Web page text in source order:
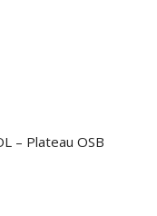
– Plateau OSB